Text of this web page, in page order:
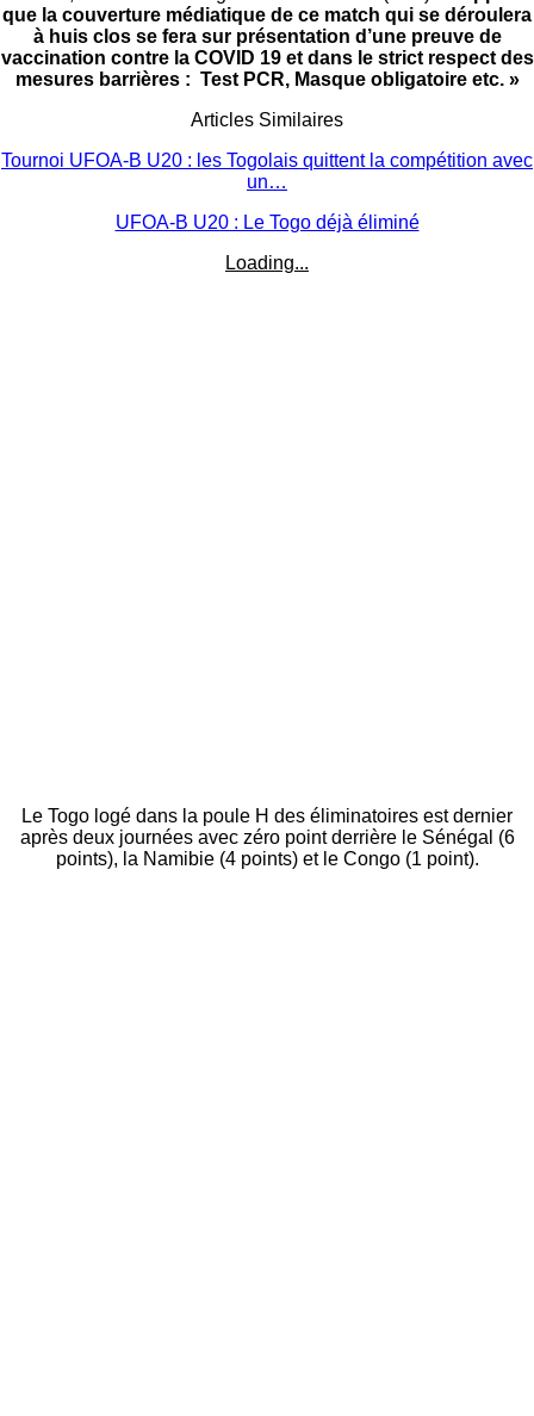
que la couverture médiatique de ce match qui se déroulera
à huis clos se fera sur présentation d’une preuve de
vaccination contre la COVID 19 et dans le strict respect des
mesures barrières : Test PCR, Masque obligatoire etc. »
Articles Similaires
Tournoi UFOA-B U20 : les Togolais quittent la compétition avec
un…
UFOA-B U20 : Le Togo déjà éliminé
Loading...
Le Togo logé dans la poule H des éliminatoires est dernier
après deux journées avec zéro point derrière le Sénégal (6
points), la Namibie (4 points) et le Congo (1 point).